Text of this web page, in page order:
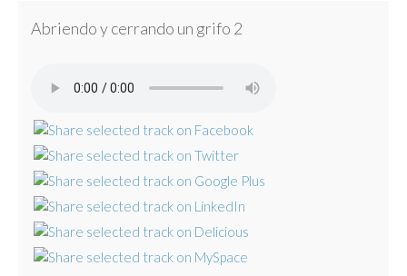
Abriendo y cerrando un grifo 2